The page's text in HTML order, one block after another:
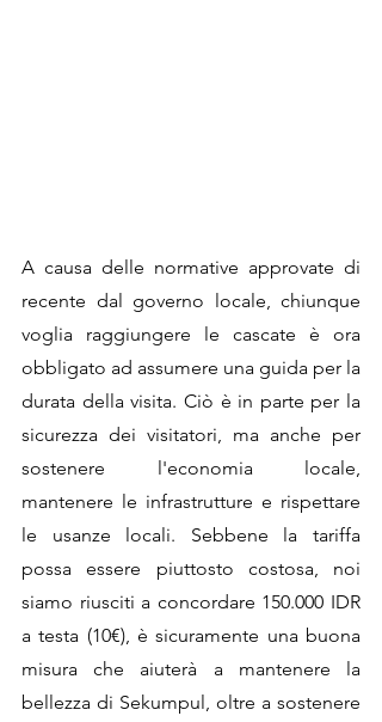
A causa delle normative approvate di
recente dal governo locale, chiunque
voglia raggiungere le cascate è ora
obbligato ad assumere una guida per la
durata della visita. Ciò è in parte per la
sicurezza dei visitatori, ma anche per
sostenere l'economia locale,
mantenere le infrastrutture e rispettare
le usanze locali. Sebbene la tariffa
possa essere piuttosto costosa, noi
siamo riusciti a concordare 150.000 IDR
a testa (10€), è sicuramente una buona
misura che aiuterà a mantenere la
bellezza di Sekumpul, oltre a sostenere